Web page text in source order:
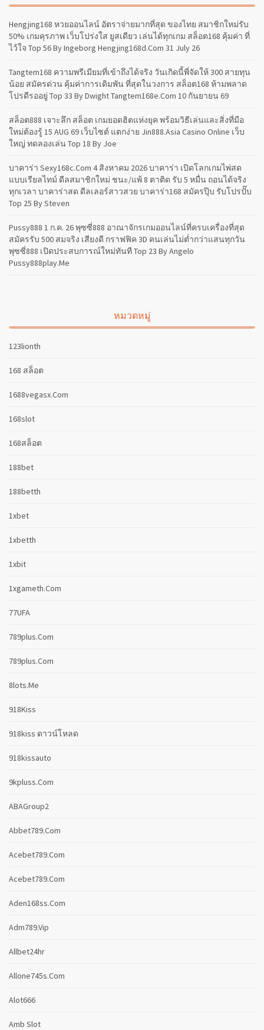
Hengjing168 หวยออนไลน์ อัตราจ่ายมากที่สุด ของไทย สมาชิกใหม่รับ
50% เกมคุรภาพ เว็บโปร่งใส ยูสเดียว เล่นได้ทุกเกม สล็อต168 คุ้มค่า ที่
ไว้ใจ Top 56 By Ingeborg Hengjing168d.com 31 July 26
Tangtem168 ความพรีเมียมที่เข้าถึงได้จริง วันเกิดนี้พี่จัดให้ 300 สายทุน
น้อย สมัครด่วน คุ้มค่าการเดิมพัน ที่สุดในวงการ สล็อต168 ห้ามพลาด
โปรดีรออยู่ Top 33 By Dwight Tangtem168e.com 10 กันยายน 69
สล็อต888 เจาะลึก สล็อต เกมยอดฮิตแห่งยุค พร้อมวิธีเล่นและสิ่งที่มือ
ใหม่ต้องรู้ 15 AUG 69 เว็บไซต์ แตกง่าย Jin888.asia Casino Online เว็บ
ใหญ่ ทดลองเล่น Top 18 By Joe
บาคาร่า Sexy168c.com 4 สิงหาคม 2026 บาคาร่า เปิดโลกเกมไพ่สด
แบบเรียลไทม์ ดีลสมาชิกใหม่ ชนะ/แพ้ 8 ตาติด รับ 5 หมื่น ถอนได้จริง
ทุกเวลา บาคาร่าสด ดีลเลอร์สาวสวย บาคาร่า168 สมัครปุ๊บ รับโปรปั๊บ
Top 25 By Steven
Pussy888 1 ก.ค. 26 พุซซี่888 อาณาจักรเกมออนไลน์ที่ครบเครื่องที่สุด
สมัครรับ 500 สมจริง เสียงดี กราฟฟิค 3D คนเล่นไม่ต่ำกว่าแสนทุกวัน
พุซซี่888 เปิดประสบการณ์ใหม่ทันที Top 23 By Angelo
Pussy888play.me
หมวดหมู่
123lionth
168 สล็อต
1688vegasx.com
168slot
168สล็อต
188bet
188betth
1xbet
1xbetth
1xbit
1xgameth.com
77UFA
789plus.com
789plus.com
8lots.me
918Kiss
918kiss ดาวน์โหลด
918kissauto
9kpluss.com
ABAGroup2
Abbet789.com
Acebet789.com
Acebet789.com
Aden168ss.com
Adm789.vip
Allbet24hr
Allone745s.com
Alot666
Amb Slot